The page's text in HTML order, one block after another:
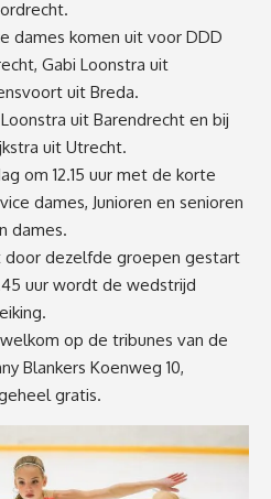
dames komen uit voor DDD
Gabi Loonstra uit
uit Breda.
uit Barendrecht en bij
uit Utrecht.
om 12.15 uur met de korte
dames, Junioren en senioren
dames.
door dezelfde groepen gestart
uur wordt de wedstrijd
op de tribunes van de
Blankers Koenweg 10,
gratis.